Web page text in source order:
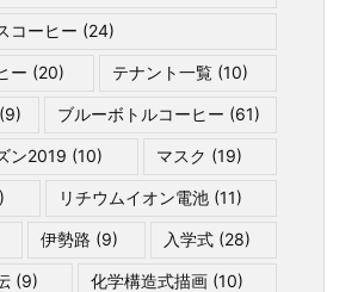
コーヒー (24)
ー (20) テナント一覧(10)
(9) ブルーボトルコーヒー (61)
ン2019 (10) マスク (19)
リチウムイオン電池(11)
伊勢路 (9) 入学式(28)
(9) 化学構造式描画(10)